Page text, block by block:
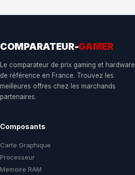
COMPARATEUR-GAMER
Le comparateur de prix gaming et hardware
de référence en France. Trouvez les
meilleures offres chez les marchands
partenaires.
Composants
Carte Graphique
Processeur
Memoire RAM